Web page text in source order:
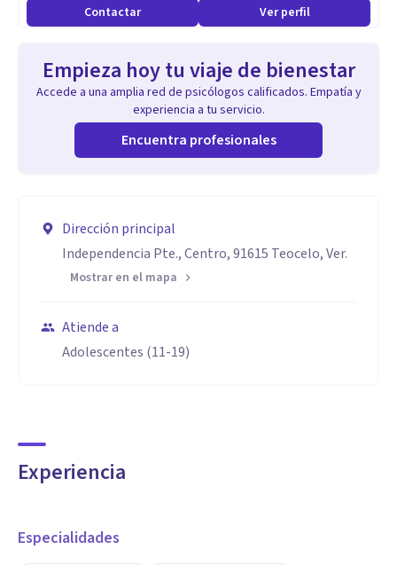
Contactar Ver perfil
Empieza hoy tu viaje de bienestar
Accede a una amplia red de psicólogos calificados. Empatía y
experiencia a tu servicio.
Encuentra profesionales
Dirección principal
Independencia Pte., Centro, 91615 Teocelo, Ver.
Mostrar en el mapa
Atiende a
Adolescentes (11-19)
Experiencia
Especialidades